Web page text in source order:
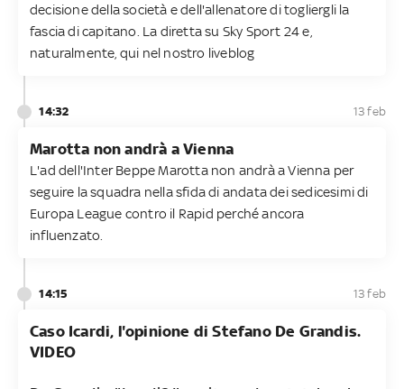
decisione della società e dell'allenatore di togliergli la
fascia di capitano. La diretta su Sky Sport 24 e,
naturalmente, qui nel nostro liveblog
14:32 13 feb
Marotta non andrà a Vienna
L'ad dell'Inter Beppe Marotta non andrà a Vienna per
seguire la squadra nella sfida di andata dei sedicesimi di
Europa League contro il Rapid perché ancora
influenzato.
14:15 13 feb
Caso Icardi, l'opinione di Stefano De Grandis.
VIDEO